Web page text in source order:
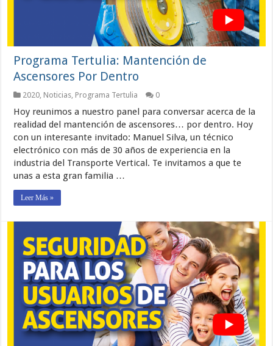
Programa Tertulia: Mantención de
Ascensores Por Dentro
2020, Noticias, Programa Tertulia 0
Hoy reunimos a nuestro panel para conversar acerca de la
realidad del mantención de ascensores… por dentro. Hoy
con un interesante invitado: Manuel Silva, un técnico
electrónico con más de 30 años de experiencia en la
industria del Transporte Vertical. Te invitamos a que te
unas a esta gran familia …
Leer Más »